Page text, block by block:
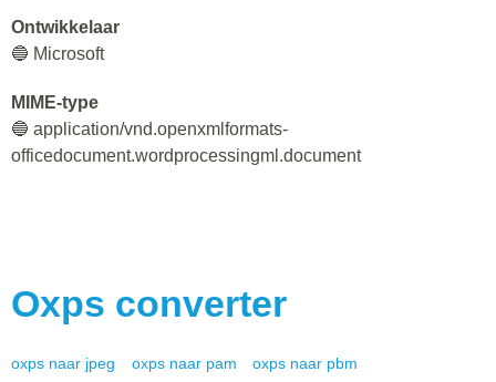
Ontwikkelaar
🔵 Microsoft
MIME-type
🔵 application/vnd.openxmlformats-
officedocument.wordprocessingml.document
Oxps converter
oxps naar jpeg oxps naar pam oxps naar pbm